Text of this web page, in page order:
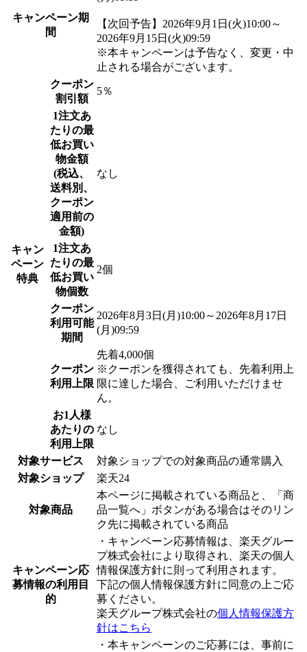
キャンペーン期
間
【次回予告】 2026年9月1日(火)10:00～
2026年9月15日(火)09:59
※本キャンペーンは予告なく、変更・中
止される場合がございます。
キャン
ペーン
特典
クーポン
割引額
5％
1注文あ
たりの最
低お買い
物金額
(税込、
送料別、
クーポン
適用前の
金額)
なし
1注文あ
たりの最
低お買い
物個数
2個
クーポン
利用可能
期間
2026年8月3日(月)10:00～2026年8月17日
(月)09:59
クーポン
利用上限
先着4,000個
※クーポンを獲得されても、先着利用上
限に達した場合、ご利用いただけませ
ん。
お1人様
あたりの
利用上限
なし
対象サービス
対象ショップでの対象商品の通常購入
対象ショップ
楽天24
対象商品
本ページに掲載されている商品と、「商
品一覧へ」ボタンがある場合はそのリン
ク先に掲載されている商品
キャンペーン応
募情報の利用目
的
・キャンペーン応募情報は、楽天グルー
プ株式会社により取得され、楽天の個人
情報保護方針に則って利用されます。
下記の個人情報保護方針に同意の上ご応
募ください。
楽天グループ株式会社の個人情報保護方
針はこちら
・本キャンペーンのご応募には、事前に